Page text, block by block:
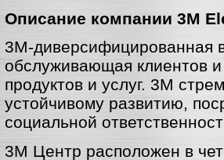
Описание компании 3M
3M-диверсифицированная
обслуживающая клиентов
продуктов и услуг. 3M
устойчивому развитию,
социальной
3M Центр расположен в